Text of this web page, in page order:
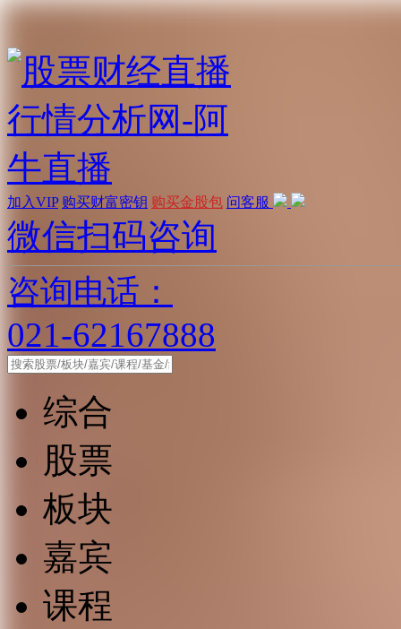
加入VIP 购买财富密钥 购买金股包 问客服
微信扫码咨询
咨询电话：
021-62167888
综合
股票
板块
嘉宾
课程